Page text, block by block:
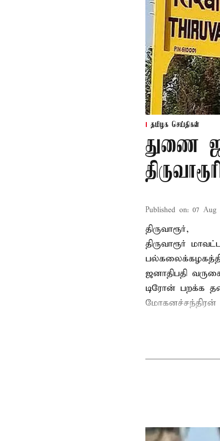
தமிழக செய்திகள்
துணை
Published on: 07 Aug
திருவாரூர்,
திருவாரூர்
ஜனாதிபதி
டிரோன் பறக்க
மோகனச்சந்திரன்